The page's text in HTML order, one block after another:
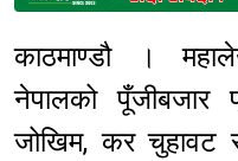
काठमाण्डौ ।
नेपालको पूँजीबजार
जोखिम, कर चुहावट